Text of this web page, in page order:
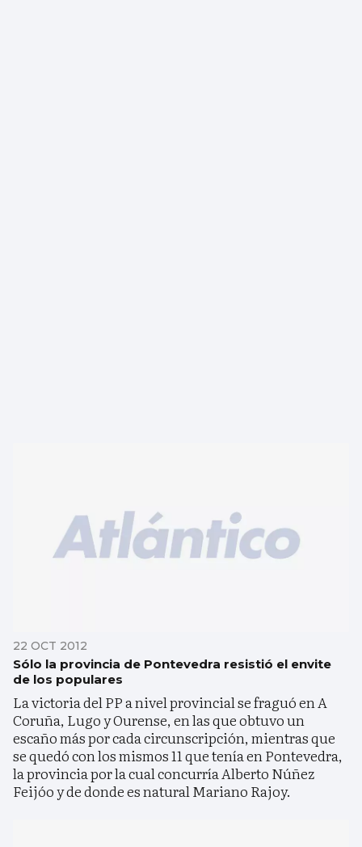
22 OCT 2012
Sólo la provincia de Pontevedra resistió el envite
de los populares
La victoria del PP a nivel provincial se fraguó en A
Coruña, Lugo y Ourense, en las que obtuvo un
escaño más por cada circunscripción, mientras que
se quedó con los mismos 11 que tenía en Pontevedra,
la provincia por la cual concurría Alberto Núñez
Feijóo y de donde es natural Mariano Rajoy.